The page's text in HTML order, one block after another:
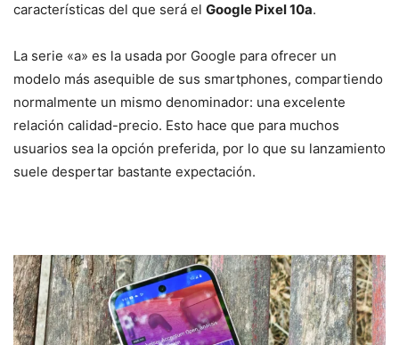
características del que será el Google Pixel 10a.
La serie «a» es la usada por Google para ofrecer un
modelo más asequible de sus smartphones, compartiendo
normalmente un mismo denominador: una excelente
relación calidad-precio. Esto hace que para muchos
usuarios sea la opción preferida, por lo que su lanzamiento
suele despertar bastante expectación.